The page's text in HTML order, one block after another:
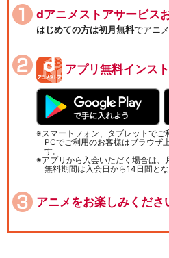
dアニメストアサービス
はじめての方は初月無料でアニ
アプリ無料インス
スマートフォン、タブレットでご
PCでご利用のお客様はブラウザ
す。
アプリから入会いただく場合は
無料期間は入会日から14日間とな
アニメをお楽しみくださ